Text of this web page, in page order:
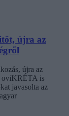
újra az
újra az
oviKRÉTA is
javasolta az